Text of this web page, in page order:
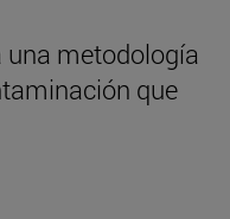
una metodología
que